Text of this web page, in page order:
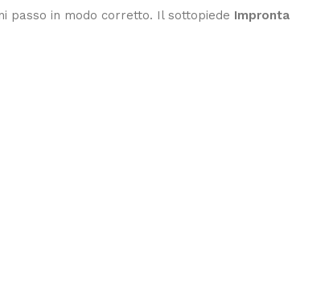
passo in modo corretto. Il sottopiede Impronta